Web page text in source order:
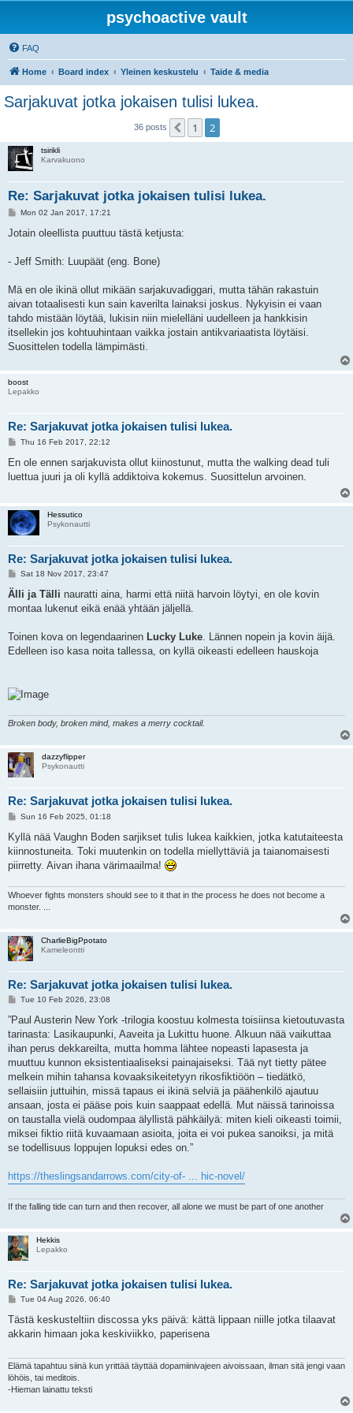
psychoactive vault
FAQ
Home Board index Yleinen keskustelu Taide & media
Sarjakuvat jotka jokaisen tulisi lukea.
36 posts Previous
1 2
tsirikli
Karvakuono
Re: Sarjakuvat jotka jokaisen tulisi lukea.
P
s
Mon 02 Jan 2017, 17:21
Jotain oleellista puuttuu tästä ketjusta:
- Jeff Smith: Luupäät (eng. Bone)
Mä en ole ikinä ollut mikään sarjakuvadiggari, mutta tähän rakastuin
aivan totaalisesti kun sain kaverilta lainaksi joskus. Nykyisin ei vaan
tahdo mistään löytää, lukisin niin mielelläni uudelleen ja hankkisin
itsellekin jos kohtuuhintaan vaikka jostain antikvariaatista löytäisi.
Suosittelen todella lämpimästi.
boost
Lepakko
Re: Sarjakuvat jotka jokaisen tulisi lukea.
P
s
Thu 16 Feb 2017, 22:12
En ole ennen sarjakuvista ollut kiinostunut, mutta the walking dead tuli
luettua juuri ja oli kyllä addiktoiva kokemus. Suosittelun arvoinen.
Hessutico
Psykonautti
Re: Sarjakuvat jotka jokaisen tulisi lukea.
P
s
Sat 18 Nov 2017, 23:47
Älli ja Tälli nauratti aina, harmi että niitä harvoin löytyi, en ole kovin
montaa lukenut eikä enää yhtään jäljellä.
Toinen kova on legendaarinen Lucky Luke. Lännen nopein ja kovin äijä.
Edelleen iso kasa noita tallessa, on kyllä oikeasti edelleen hauskoja
Broken body, broken mind, makes a merry cocktail.
dazzyflipper
Psykonautti
Re: Sarjakuvat jotka jokaisen tulisi lukea.
P
s
t
Sun 16 Feb 2025, 01:18
Kyllä nää Vaughn Boden sarjikset tulis lukea kaikkien, jotka katutaiteesta
kiinnostuneita. Toki muutenkin on todella miellyttäviä ja taianomaisesti
piirretty. Aivan ihana värimaailma!
Whoever fights monsters should see to it that in the process he does not become a
monster. ...
CharlieBigPpotato
Kameleontti
Re: Sarjakuvat jotka jokaisen tulisi lukea.
P
s
Tue 10 Feb 2026, 23:08
”Paul Austerin New York -trilogia koostuu kolmesta toisiinsa kietoutuvasta
tarinasta: Lasikaupunki, Aaveita ja Lukittu huone. Alkuun nää vaikuttaa
ihan perus dekkareilta, mutta homma lähtee nopeasti lapasesta ja
muuttuu kunnon eksistentiaaliseksi painajaiseksi. Tää nyt tietty pätee
melkein mihin tahansa kovaaksikeitetyyn rikosfiktiöön – tiedätkö,
sellaisiin juttuihin, missä tapaus ei ikinä selviä ja päähenkilö ajautuu
ansaan, josta ei pääse pois kuin saappaat edellä. Mut näissä tarinoissa
on taustalla vielä oudompaa älyllistä pähkäilyä: miten kieli oikeasti toimii,
miksei fiktio riitä kuvaamaan asioita, joita ei voi pukea sanoiksi, ja mitä
se todellisuus loppujen lopuksi edes on.”
https://theslingsandarrows.com/city-of- ... hic-novel/
If the falling tide can turn and then recover, all alone we must be part of one another
Hekkis
Lepakko
Re: Sarjakuvat jotka jokaisen tulisi lukea.
P
s
Tue 04 Aug 2026, 06:40
Tästä keskusteltiin discossa yks päivä: kättä lippaan niille jotka tilaavat
akkarin himaan joka keskiviikko, paperisena
Elämä tapahtuu siinä kun yrittää täyttää dopamiinivajeen aivoissaan, ilman sitä jengi vaan
löhöis, tai meditois.
-Hieman lainattu teksti